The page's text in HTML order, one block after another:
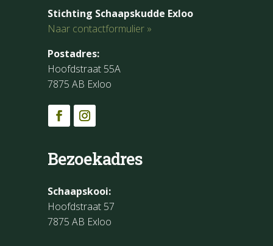
Stichting Schaapskudde Exloo
Naar contactformulier »
Postadres:
Hoofdstraat 55A
7875 AB Exloo
Bezoekadres
Schaapskooi:
Hoofdstraat 57
7875 AB Exloo